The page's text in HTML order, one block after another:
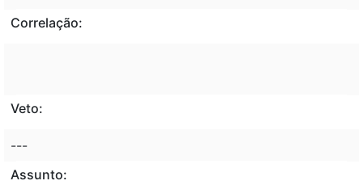
Correlação:
Veto:
---
Assunto: